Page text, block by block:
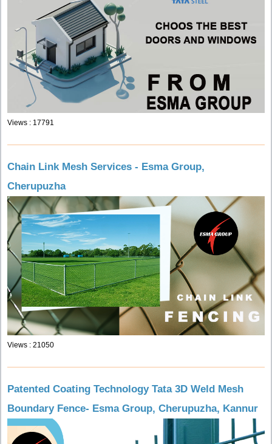
Views : 17791
Chain Link Mesh Services - Esma Group,
Cherupuzha
Views : 21050
Patented Coating Technology Tata 3D Weld Mesh
Boundary Fence- Esma Group, Cherupuzha, Kannur